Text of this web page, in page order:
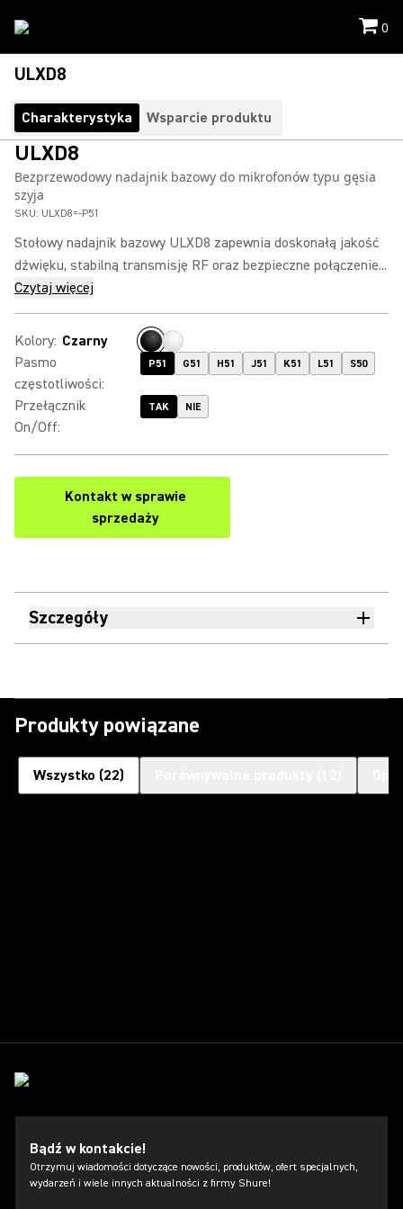
0
ULXD8
Charakterystyka Wsparcie produktu
ULXD8
Bezprzewodowy nadajnik bazowy do mikrofonów typu gęsia
szyja
SKU: ULXD8=-P51
Stołowy nadajnik bazowy ULXD8 zapewnia doskonałą jakość
dźwięku, stabilną transmisję RF oraz bezpieczne połączenie...
Czytaj więcej
Kolory: Czarny
Pasmo
częstotliwości:
P51 G51 H51 J51 K51 L51 S50
Przełącznik
On/Off:
TAK NIE
Kontakt w sprawie
sprzedaży
Szczegóły
Produkty powiązane
Wszystko (22)
Bądź w kontakcie!
Otrzymuj wiadomości dotyczące nowości, produktów, ofert specjalnych,
wydarzeń i wiele innych aktualności z firmy Shure!